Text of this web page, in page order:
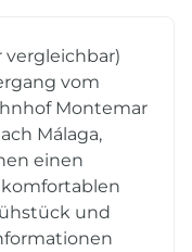
vergleichbar)
vom
Montemar
Málaga,
einen
und